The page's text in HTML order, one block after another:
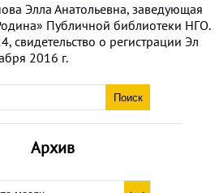
Архив
Элла Анатольевна, заведующая
Публичной библиотеки НГО.
свидетельство о регистрации Эл
2016 г.